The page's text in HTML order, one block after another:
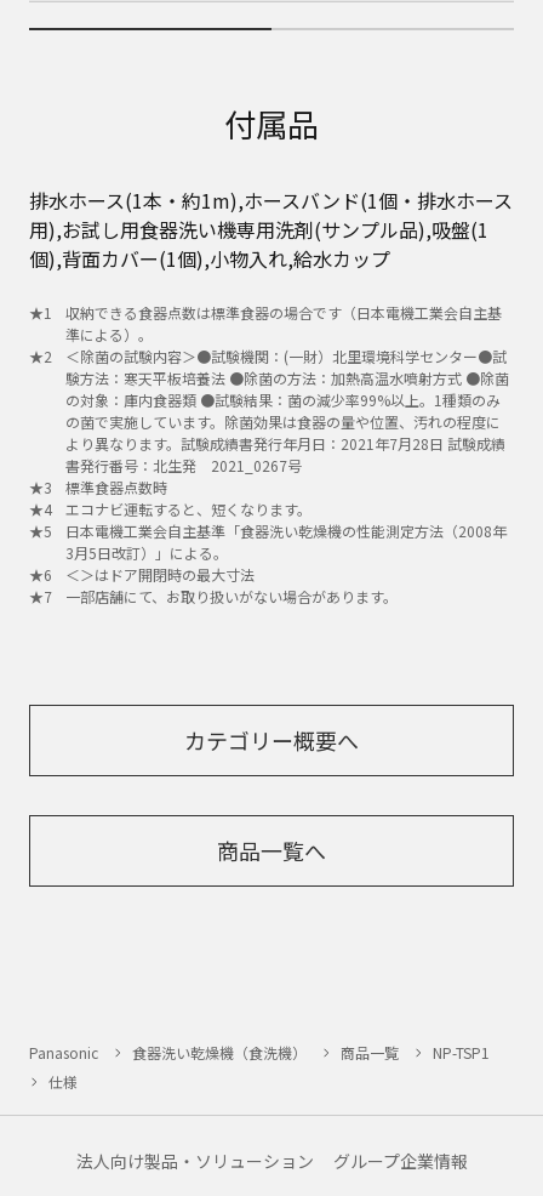
付属品
排水ホース(1本・約1m),ホースバンド(1個・排水ホース
用),お試し用食器洗い機専用洗剤(サンプル品),吸盤(1
個),背面カバー(1個),小物入れ,給水カップ
収納できる食器点数は標準食器の場合です（日本電機工業会自主基
準による）。
＜除菌の試験内容＞●試験機関：(一財）北里環境科学センター●試
験方法：寒天平板培養法 ●除菌の方法：加熱高温水噴射方式 ●除菌
の対象：庫内食器類 ●試験結果：菌の減少率99%以上。1種類のみ
の菌で実施しています。除菌効果は食器の量や位置、汚れの程度に
より異なります。試験成績書発行年月日：2021年7月28日 試験成績
書発行番号：北生発 2021_0267号
標準食器点数時
エコナビ運転すると、短くなります。
日本電機工業会自主基準「食器洗い乾燥機の性能測定方法（2008年
3月5日改訂）」による。
＜＞はドア開閉時の最大寸法
一部店舗にて、お取り扱いがない場合があります。
カテゴリー概要へ
商品一覧へ
Panasonic 食器洗い乾燥機（食洗機） 商品一覧
NP-TSP1
仕様
法人向け製品・ソリューション グループ企業情報